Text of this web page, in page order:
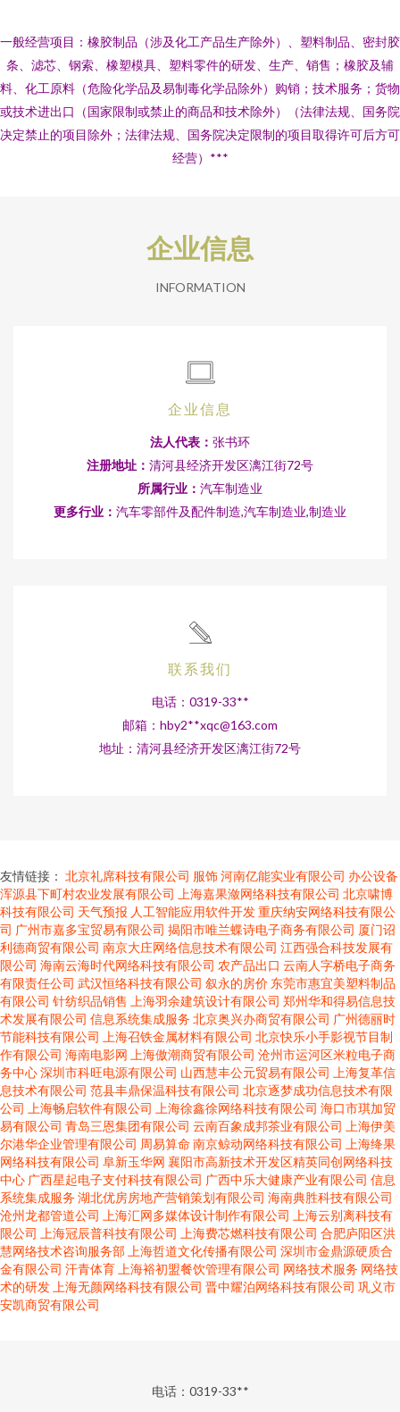
一般经营项目：橡胶制品（涉及化工产品生产除外）、塑料制品、密封胶
条、滤芯、钢索、橡塑模具、塑料零件的研发、生产、销售；橡胶及辅
料、化工原料（危险化学品及易制毒化学品除外）购销；技术服务；货物
或技术进出口（国家限制或禁止的商品和技术除外）（法律法规、国务院
决定禁止的项目除外；法律法规、国务院决定限制的项目取得许可后方可
经营）***
企业信息
INFORMATION
企业信息
法人代表： 张书环
注册地址： 清河县经济开发区漓江街72号
所属行业： 汽车制造业
更多行业： 汽车零部件及配件制造,汽车制造业,制造业
联系我们
电话：0319-33**
邮箱：hby2**xqc@163.com
地址：清河县经济开发区漓江街72号
友情链接： 北京礼席科技有限公司 服饰河南亿能实业有限公司 办公设备
浑源县下町村农业发展有限公司
上海嘉果潋网络科技有限公司 北京啸博
科技有限公司 天气预报 人工智能应用软件开发重庆纳安网络科技有限公
司 广州市嘉多宝贸易有限公司 揭阳市唯兰蝶诗电子商务有限公司 厦门诏
利德商贸有限公司 南京大庄网络信息技术有限公司 江西强合科技发展有
限公司 海南云海时代网络科技有限公司 农产品出口 云南人字桥电子商务
有限责任公司 武汉恒络科技有限公司 叙永的房价 东莞市惠宜美塑料制品
有限公司 针纺织品销售 上海羽余建筑设计有限公司 郑州华和得易信息技
术发展有限公司 信息系统集成服务 北京奥兴办商贸有限公司 广州德丽时
节能科技有限公司
上海召铁金属材料有限公司 北京快乐小手影视节目制
作有限公司 海南电影网 上海傲潮商贸有限公司 沧州市运河区米粒电子商
务中心深圳市科旺电源有限公司 山西慧丰公元贸易有限公司
上海复革信
息技术有限公司 范县丰鼎保温科技有限公司 北京逐梦成功信息技术有限
公司
上海畅启软件有限公司 上海徐鑫徐网络科技有限公司 海口市琪加贸
易有限公司 青岛三恩集团有限公司 云南百象成邦茶业有限公司
上海伊美
尔港华企业管理有限公司 周易算命南京鲸动网络科技有限公司
上海绛果
网络科技有限公司 阜新玉华网 襄阳市高新技术开发区精英同创网络科技
中心 广西星起电子支付科技有限公司 广西中乐大健康产业有限公司 信息
系统集成服务 湖北优房房地产营销策划有限公司 海南典胜科技有限公司
沧州龙都管道公司
上海汇网多媒体设计制作有限公司
上海云别离科技有
限公司
上海冠辰普科技有限公司 上海费芯燃科技有限公司 合肥庐阳区洪
慧网络技术咨询服务部 上海哲道文化传播有限公司 深圳市金鼎源硬质合
金有限公司 汗青体育 上海裕初盟餐饮管理有限公司 网络技术服务 网络技
术的研发 上海无颜网络科技有限公司 晋中耀泊网络科技有限公司 巩义市
安凯商贸有限公司
电话：0319-33**